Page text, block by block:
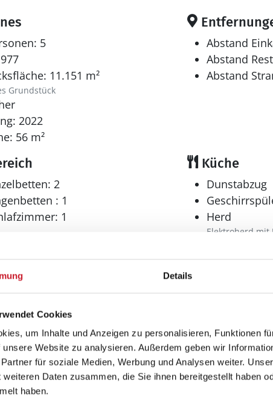
Details
Cookies
um Inhalte und Anzeigen zu personalisieren, Funktionen
unsere Website zu analysieren. Außerdem geben wir
für soziale Medien, Werbung und Analysen weiter.
Daten zusammen, die Sie ihnen bereitgestellt haben
haben.
5
11.151 m²
Grundstück
2022
56 m²
Abstand
Abstand
Abstand
2
: 1
1
Küche
Dunstabzug
Herd
Elektroherd mit
Kühlschrank
Tiefkühler:
1
1
1
Wellness
Gratis
Pool
Privater